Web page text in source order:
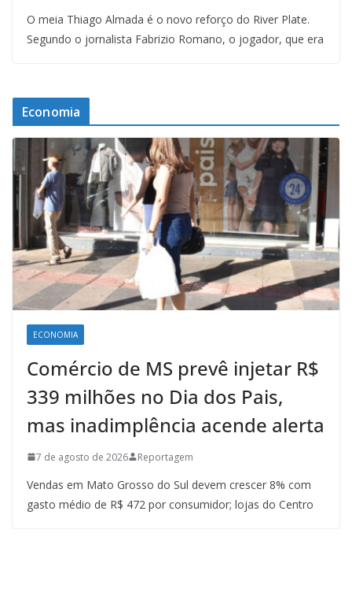
O meia Thiago Almada é o novo reforço do River Plate.
Segundo o jornalista Fabrizio Romano, o jogador, que era
Economia
ECONOMIA
Comércio de MS prevê injetar R$
339 milhões no Dia dos Pais,
mas inadimplência acende alerta
7 de agosto de 2026 Reportagem
Vendas em Mato Grosso do Sul devem crescer 8% com
gasto médio de R$ 472 por consumidor; lojas do Centro